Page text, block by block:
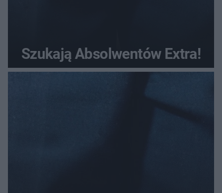
Szukają Absolwentów Extra!